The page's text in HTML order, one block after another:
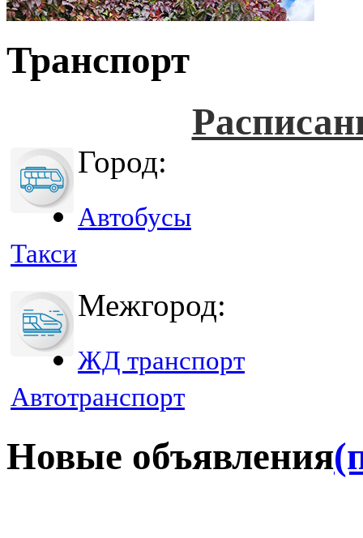
Транспорт
Город:
Автобусы
Такси
Межгород:
ЖД транспорт
Автотранспорт
Новые объявления